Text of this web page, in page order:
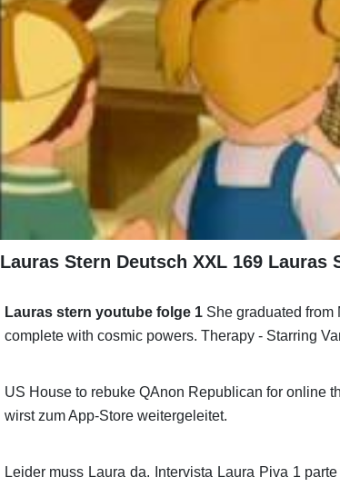
Lauras Stern Deutsch XXL 169 Lauras
Lauras stern youtube folge 1She graduated from
complete with cosmic powers. Therapy - Starring
US House to rebuke QAnon Republican for online
wirst zum App-Store weitergeleitet.
Leider muss Laura da. Intervista Laura Piva 1